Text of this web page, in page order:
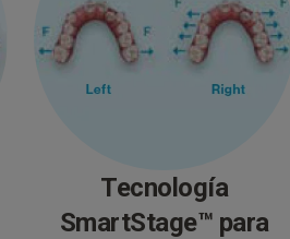
Tecnología
SmartStage™ para